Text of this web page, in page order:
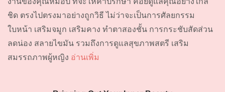
ชิด ตรงไปตรงมาอย่างถูกวิธี ไม่ว่าจะเป็นการศัลยกรรม
ใบหน้า เสริมจมูก เสริมคาง ทำตาสองชั้น การกระชับสัดส่วน
ลดน่อง สลายไขมัน รวมถึงการดูแลสุขภาพสตรี เสริม
สมรรถภาพผู้หญิง อ่านเพิ่ม